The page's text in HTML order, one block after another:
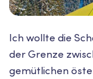
Ich wollte die
der Grenze
gemütlichen